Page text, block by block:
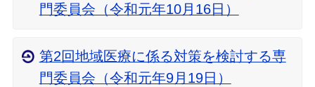
門委員会（令和元年10月16日）
第2回地域医療に係る対策を検討する専
門委員会（令和元年9月19日）